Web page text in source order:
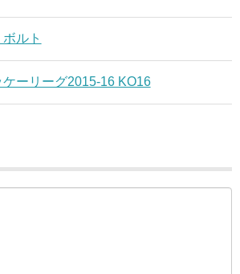
ルト
ーリーグ2015-16 KO16